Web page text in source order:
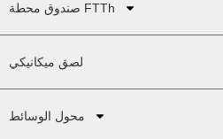
صندوق محطة FTTh
لصق ميكانيكي
محول الوسائط